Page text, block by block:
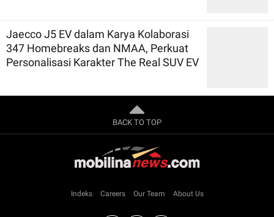
Jaecco J5 EV dalam Karya Kolaborasi
347 Homebreaks dan NMAA, Perkuat
Personalisasi Karakter The Real SUV EV
BACK TO TOP
Indeks Careers Our Team About Us